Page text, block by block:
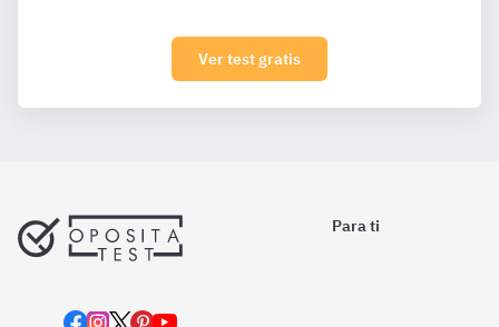
Ver test gratis
Para ti